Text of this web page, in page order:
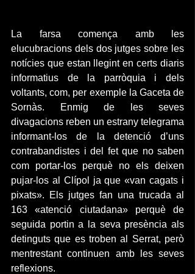
La farsa comença amb les
elucubracions dels dos jutges sobre les
notícies que estan llegint en certs diaris
informatius de la parròquia i dels
voltants, com, per exemple la Gaceta de
Sornàs. Enmig de les seves
divagacions reben un estrany telegrama
informant-los de la detenció d’uns
contrabandistes i del fet que no saben
com portar-los perquè no els deixen
pujar-los al Clípol ja que «van cagats i
pixats». Els jutges fan una trucada al
163 «atenció ciutadana» perquè de
seguida portin a la seva presència als
detinguts que es troben al Serrat, però
mentrestant continuen amb les seves
reflexions.